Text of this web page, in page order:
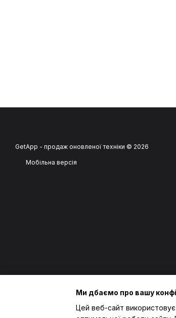
GetApp - продаж оновленої техніки © 2026
Мобільна версія
Ми дбаємо про вашу
Цей веб-сайт